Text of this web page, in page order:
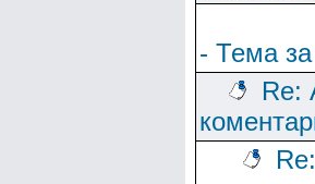
- Тема
Re: